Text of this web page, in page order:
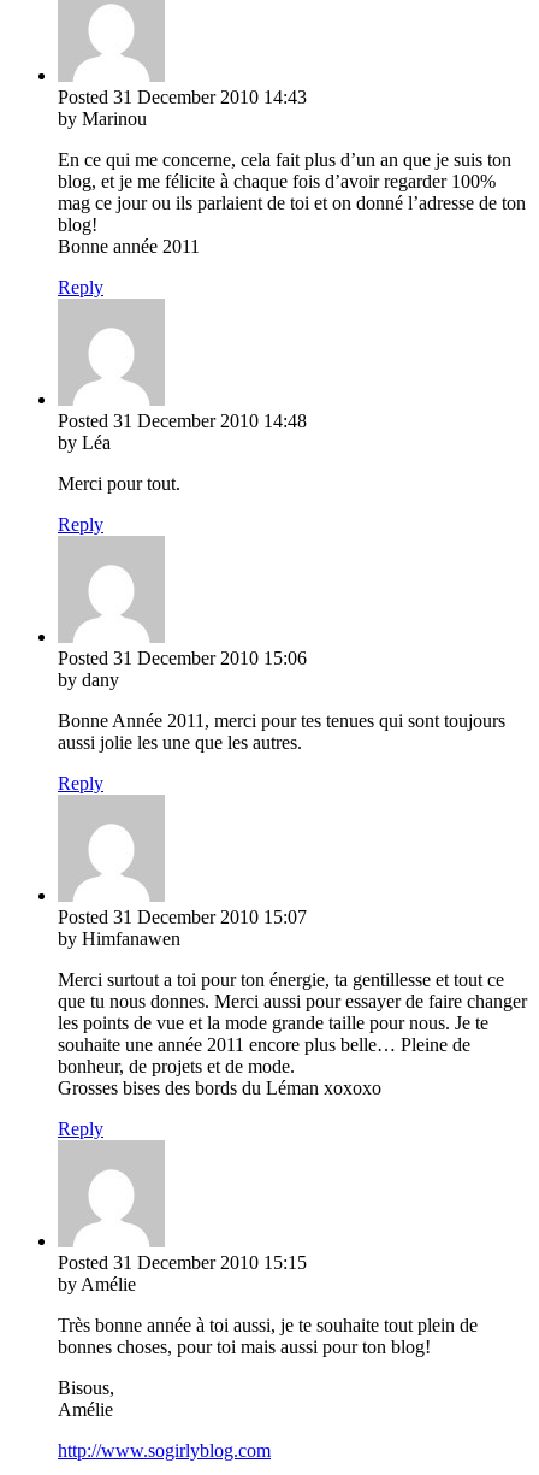
Posted 31 December 2010 14:43
by Marinou
En ce qui me concerne, cela fait plus d’un an que je suis ton
blog, et je me félicite à chaque fois d’avoir regarder 100%
mag ce jour ou ils parlaient de toi et on donné l’adresse de ton
blog!
Bonne année 2011
Reply
Posted 31 December 2010 14:48
by Léa
Merci pour tout.
Reply
Posted 31 December 2010 15:06
by dany
Bonne Année 2011, merci pour tes tenues qui sont toujours
aussi jolie les une que les autres.
Reply
Posted 31 December 2010 15:07
by Himfanawen
Merci surtout a toi pour ton énergie, ta gentillesse et tout ce
que tu nous donnes. Merci aussi pour essayer de faire changer
les points de vue et la mode grande taille pour nous. Je te
souhaite une année 2011 encore plus belle… Pleine de
bonheur, de projets et de mode.
Grosses bises des bords du Léman xoxoxo
Reply
Posted 31 December 2010 15:15
by Amélie
Très bonne année à toi aussi, je te souhaite tout plein de
bonnes choses, pour toi mais aussi pour ton blog!
Bisous,
Amélie
http://www.sogirlyblog.com